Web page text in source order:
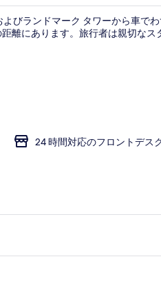
びランドマーク タワーから車でわ
離にあります。旅行者は親切なス
24 時間対応のフロントデス